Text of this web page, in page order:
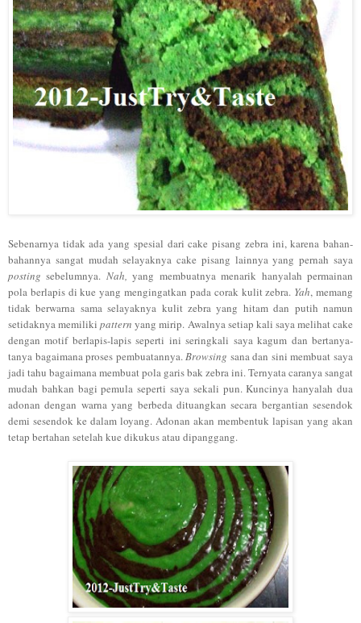
Sebenarnya tidak ada yang spesial dari cake pisang zebra ini, karena bahan-
bahannya sangat mudah selayaknya cake pisang lainnya yang pernah saya
posting sebelumnya. Nah, yang membuatnya menarik hanyalah permainan
pola berlapis di kue yang mengingatkan pada corak kulit zebra. Yah, memang
tidak berwarna sama selayaknya kulit zebra yang hitam dan putih namun
setidaknya memiliki pattern yang mirip. Awalnya setiap kali saya melihat cake
dengan motif berlapis-lapis seperti ini seringkali saya kagum dan bertanya-
tanya bagaimana proses pembuatannya.Browsing sana dan sini membuat saya
jadi tahu bagaimana membuat pola garis bak zebra ini. Ternyata caranya sangat
mudah bahkan bagi pemula seperti saya sekali pun. Kuncinya hanyalah dua
adonan dengan warna yang berbeda dituangkan secara bergantian sesendok
demi sesendok ke dalam loyang. Adonan akan membentuk lapisan yang akan
tetap bertahan setelah kue dikukus atau dipanggang.